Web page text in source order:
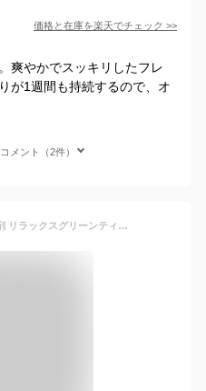
価格と在庫を楽天でチェック >>
爽やかでスッキリしたフレ
が1週間も持続するので、オ
メント（2件）
ランドリン ボタニカル 柔軟剤 リラックスグリーンティー(500ml)【ランドリン】[ランドリン 芳香剤]